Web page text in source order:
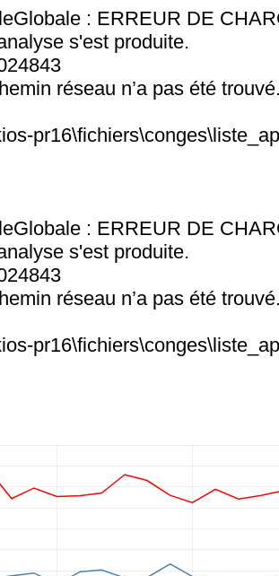
: ERREUR DE
s'est produite.
réseau n’a pas été
: ERREUR DE
s'est produite.
réseau n’a pas été